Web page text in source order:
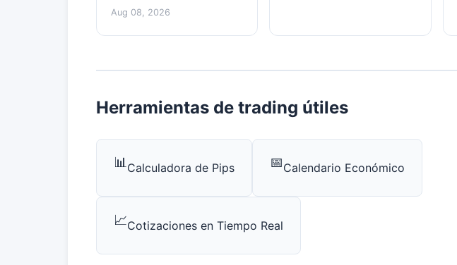
Aug 08, 2026
Herramientas de trading útiles
📊Calculadora de Pips 📅Calendario Económico
📈Cotizaciones en Tiempo Real